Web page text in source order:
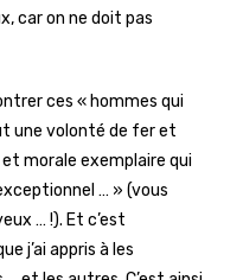
car on ne doit pas
ces « hommes qui
une volonté de fer et
morale exemplaire qui
… » (vous
… !). Et c’est
j’ai appris à les